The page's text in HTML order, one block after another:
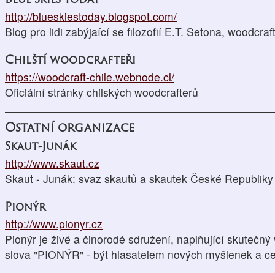
http://blueskiestoday.blogspot.com/
Blog pro lidi zabýjaící se filozofií E.T. Setona,
Chilští woodcrafteři
https://woodcraft-chile.webnode.cl/
Oficiální stránky chilských woodcrafterů
Ostatní organizace
Skaut-Junák
http://www.skaut.cz
Skaut - Junák: svaz skautů a skautek České
Pionýr
http://www.pionyr.cz
Pionýr je živé a činorodé sdružení, naplňující
slova "PIONÝR" - být hlasatelem nových myšlenek a